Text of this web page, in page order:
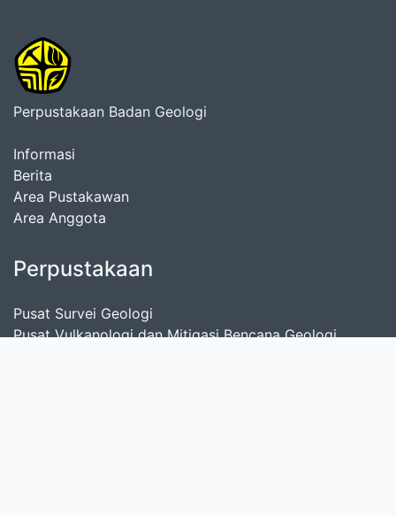
Perpustakaan Badan Geologi
Informasi
Berita
Area Pustakawan
Area Anggota
Perpustakaan
Pusat Survei Geologi
Pusat Vulkanologi dan Mitigasi Bencana Geologi